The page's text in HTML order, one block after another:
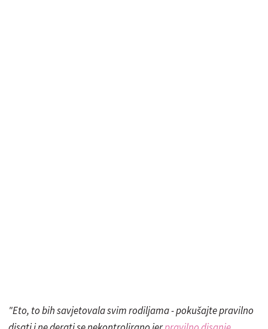
"Eto, to bih savjetovala svim rodiljama - pokušajte pravilno